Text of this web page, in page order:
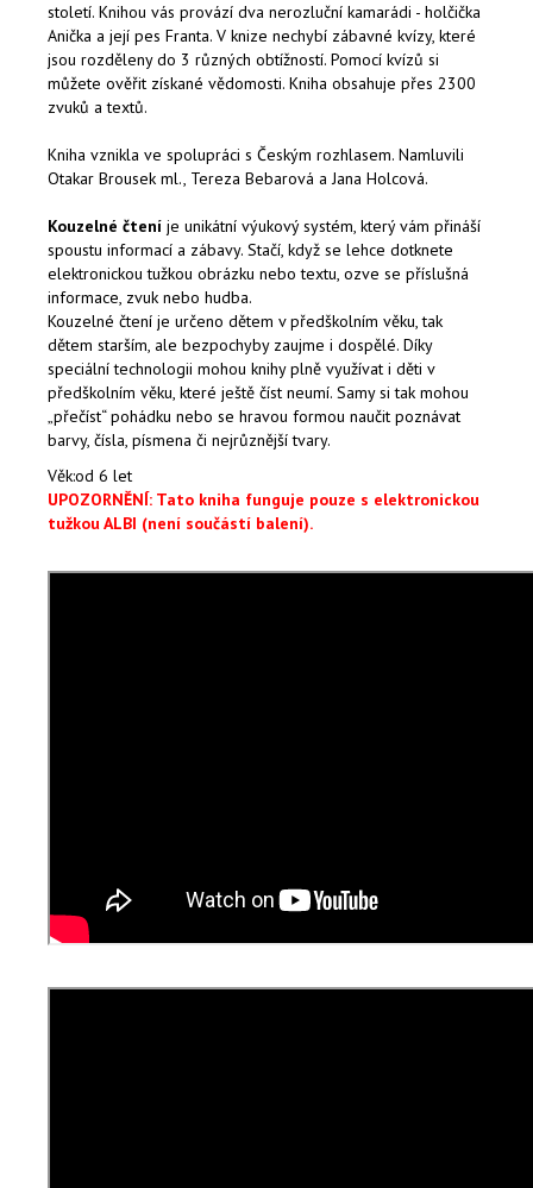
století. Knihou vás provází dva nerozluční kamarádi - holčička
Anička a její pes Franta. V knize nechybí zábavné kvízy, které
jsou rozděleny do 3 různých obtížností. Pomocí kvízů si
můžete ověřit získané vědomosti. Kniha obsahuje přes 2300
zvuků a textů.
Kniha vznikla ve spolupráci s Českým rozhlasem. Namluvili
Otakar Brousek ml., Tereza Bebarová a Jana Holcová.
Kouzelné čtení je unikátní výukový systém, který vám přináší
spoustu informací a zábavy. Stačí, když se lehce dotknete
elektronickou tužkou obrázku nebo textu, ozve se příslušná
informace, zvuk nebo hudba.
Kouzelné čtení je určeno dětem v předškolním věku, tak
dětem starším, ale bezpochyby zaujme i dospělé. Díky
speciální technologii mohou knihy plně využívat i děti v
předškolním věku, které ještě číst neumí. Samy si tak mohou
„přečíst“ pohádku nebo se hravou formou naučit poznávat
barvy, čísla, písmena či nejrůznější tvary.
Věk:od 6 let
UPOZORNĚNÍ: Tato kniha funguje pouze s elektronickou
tužkou ALBI (není součástí balení).